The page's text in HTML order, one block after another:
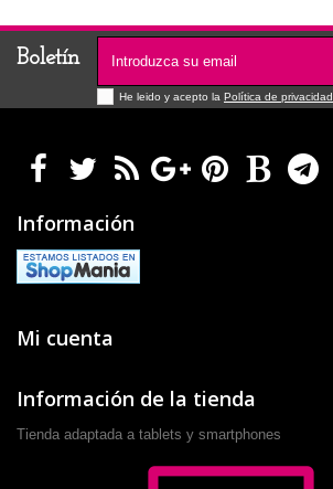
Boletín
He leido y acepto la Política de privacidad
Información
Mi cuenta
Información de la tienda
Tienda adaptada a tablets y smartphones